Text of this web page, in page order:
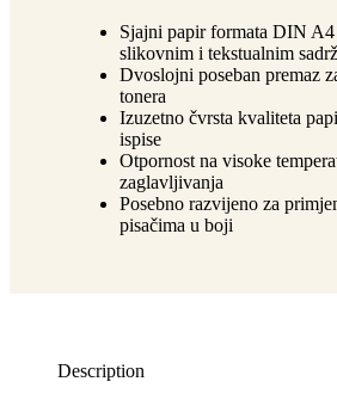
Sjajni papir formata DIN A4
slikovnim i tekstualnim
Dvoslojni poseban premaz
tonera
Izuzetno čvrsta kvaliteta
ispise
Otpornost na visoke
zaglavljivanja
Posebno razvijeno za
pisačima u boji
Description